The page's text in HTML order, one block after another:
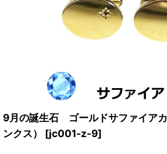
9月の誕生石 ゴールドサファイア
ンクス）
[jc001-z-9]